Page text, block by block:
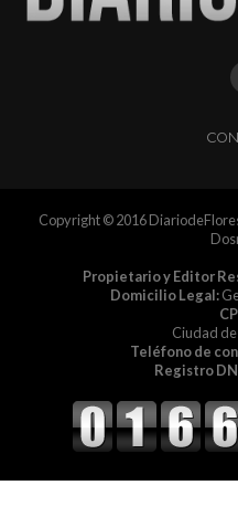
Copyright © 2016
Propietario y Editor
Domicilio Legal:
Ciudad
Teléfono de
Registro